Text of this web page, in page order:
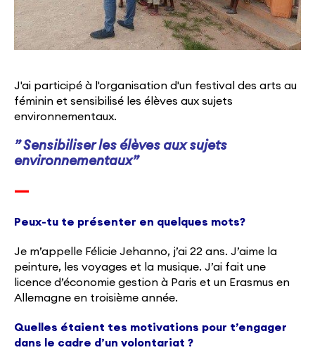
J'ai participé à l'organisation d'un festival des arts au
féminin et sensibilisé les élèves aux sujets
environnementaux.
” Sensibiliser les élèves aux sujets
environnementaux”
—
Peux-tu te présenter en quelques mots?
Je m’appelle Félicie Jehanno, j’ai 22 ans. J’aime la
peinture, les voyages et la musique. J’ai fait une
licence d’économie gestion à Paris et un Erasmus en
Allemagne en troisième année.
Quelles étaient tes motivations pour t’engager
dans le cadre d’un volontariat ?